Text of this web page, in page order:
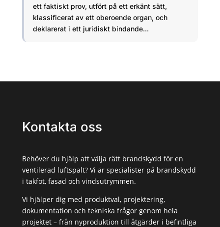
ett faktiskt prov, utfört på ett erkänt sätt,
klassificerat av ett oberoende organ, och
deklarerat i ett juridiskt bindande...
Kontakta oss
Behöver du hjälp att välja rätt brandskydd för en
ventilerad luftspalt? Vi är specialister på brandskydd
i takfot, fasad och vindsutrymmen.
Vi hjälper dig med produktval, projektering,
dokumentation och tekniska frågor genom hela
projektet – från nyproduktion till åtgärder i befintliga